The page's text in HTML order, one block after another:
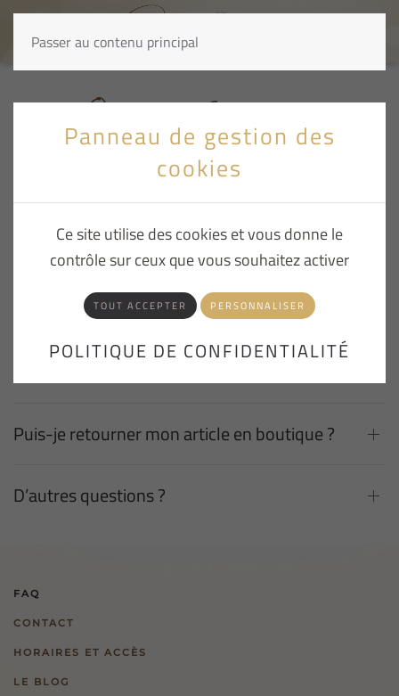
Panneau de gestion des
cookies
Ce site utilise des cookies et vous donne le
contrôle sur ceux que vous souhaitez activer
TOUT ACCEPTER PERSONNALISER
POLITIQUE DE CONFIDENTIALITÉ
Passer au contenu principal
Questions fréquentes
Comment effectuer un retour ?
Dois-je payer pour faire un retour ?
Puis-je retourner mon article en boutique ?
D’autres questions ?
FAQ
CONTACT
HORAIRES ET ACCÈS
LE BLOG